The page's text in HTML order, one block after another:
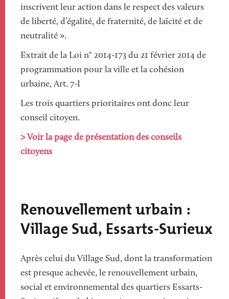
inscrivent leur action dans le respect des valeurs
de liberté, d’égalité, de fraternité, de laïcité et de
neutralité ».
Extrait de la Loi n° 2014-173 du 21 février 2014 de
programmation pour la ville et la cohésion
urbaine, Art. 7-I
Les trois quartiers prioritaires ont donc leur
conseil citoyen.
> Voir la page de présentation des conseils
citoyens
Renouvellement urbain :
Village Sud, Essarts-Surieux
Après celui du Village Sud, dont la transformation
est presque achevée, le renouvellement urbain,
social et environnemental des quartiers Essarts-